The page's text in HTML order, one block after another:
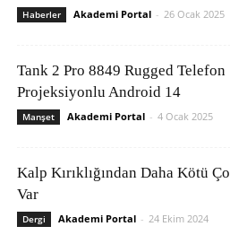
Haberler Akademi Portal - 26 Ocak 2025
Tank 2 Pro 8849 Rugged Telefon
Projeksiyonlu Android 14
Manşet Akademi Portal - 4 Ocak 2025
Kalp Kırıklığından Daha Kötü
Var
Dergi Akademi Portal - 24 Ekim 2024